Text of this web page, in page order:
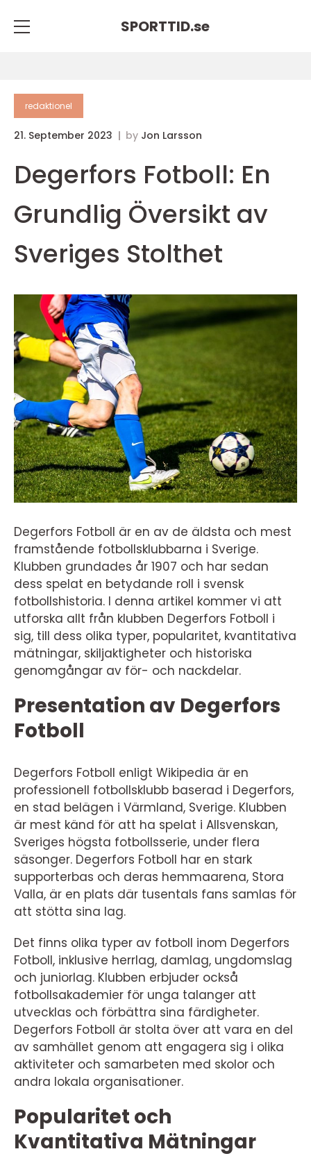
SPORTTID.se
redaktionel
21. September 2023 by Jon Larsson
Degerfors Fotboll: En
Grundlig Översikt av
Sveriges Stolthet
Degerfors Fotboll är en av de äldsta och mest
framstående fotbollsklubbarna i Sverige.
Klubben grundades år 1907 och har sedan
dess spelat en betydande roll i svensk
fotbollshistoria. I denna artikel kommer vi att
utforska allt från klubben Degerfors Fotboll i
sig, till dess olika typer, popularitet, kvantitativa
mätningar, skiljaktigheter och historiska
genomgångar av för- och nackdelar.
Presentation av Degerfors
Fotboll
Degerfors Fotboll enligt Wikipedia är en
professionell fotbollsklubb baserad i Degerfors,
en stad belägen i Värmland, Sverige. Klubben
är mest känd för att ha spelat i Allsvenskan,
Sveriges högsta fotbollsserie, under flera
säsonger. Degerfors Fotboll har en stark
supporterbas och deras hemmaarena, Stora
Valla, är en plats där tusentals fans samlas för
att stötta sina lag.
Det finns olika typer av fotboll inom Degerfors
Fotboll, inklusive herrlag, damlag, ungdomslag
och juniorlag. Klubben erbjuder också
fotbollsakademier för unga talanger att
utvecklas och förbättra sina färdigheter.
Degerfors Fotboll är stolta över att vara en del
av samhället genom att engagera sig i olika
aktiviteter och samarbeten med skolor och
andra lokala organisationer.
Popularitet och
Kvantitativa Mätningar